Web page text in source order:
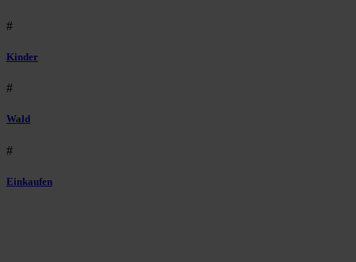
#
Kinder
#
Wald
#
Einkaufen